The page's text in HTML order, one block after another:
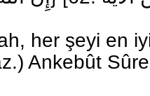
her şeyi en
Ankebût